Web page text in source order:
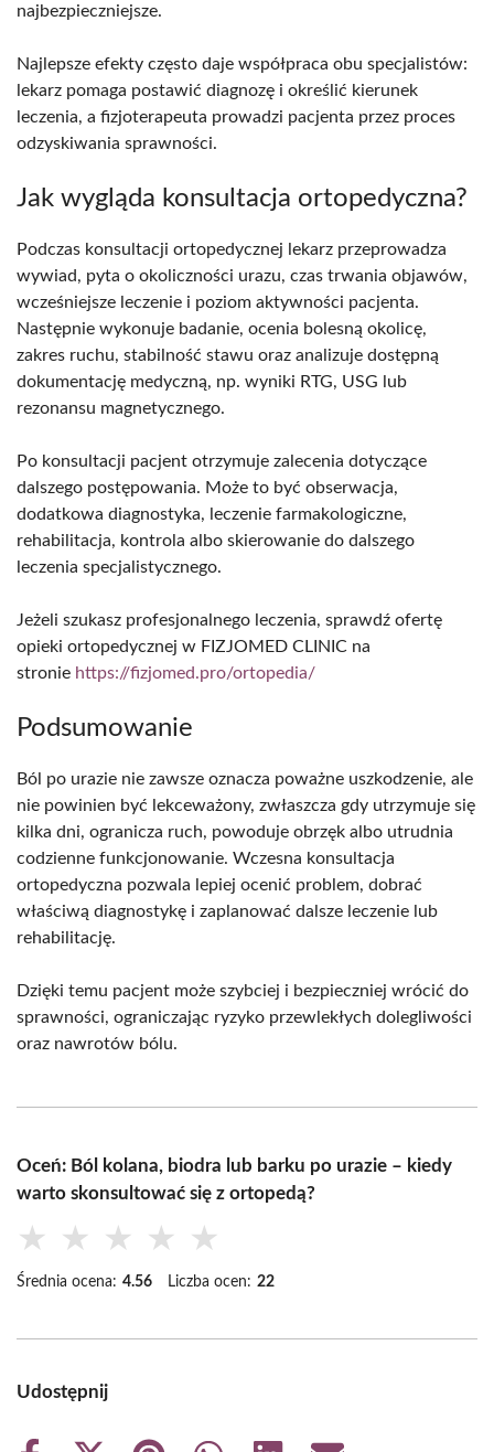
najbezpieczniejsze.
Najlepsze efekty często daje współpraca obu specjalistów:
lekarz pomaga postawić diagnozę i określić kierunek
leczenia, a fizjoterapeuta prowadzi pacjenta przez proces
odzyskiwania sprawności.
Jak wygląda konsultacja ortopedyczna?
Podczas konsultacji ortopedycznej lekarz przeprowadza
wywiad, pyta o okoliczności urazu, czas trwania objawów,
wcześniejsze leczenie i poziom aktywności pacjenta.
Następnie wykonuje badanie, ocenia bolesną okolicę,
zakres ruchu, stabilność stawu oraz analizuje dostępną
dokumentację medyczną, np. wyniki RTG, USG lub
rezonansu magnetycznego.
Po konsultacji pacjent otrzymuje zalecenia dotyczące
dalszego postępowania. Może to być obserwacja,
dodatkowa diagnostyka, leczenie farmakologiczne,
rehabilitacja, kontrola albo skierowanie do dalszego
leczenia specjalistycznego.
Jeżeli szukasz profesjonalnego leczenia, sprawdź ofertę
opieki ortopedycznej w FIZJOMED CLINIC na
stronie https://fizjomed.pro/ortopedia/
Podsumowanie
Ból po urazie nie zawsze oznacza poważne uszkodzenie, ale
nie powinien być lekceważony, zwłaszcza gdy utrzymuje się
kilka dni, ogranicza ruch, powoduje obrzęk albo utrudnia
codzienne funkcjonowanie. Wczesna konsultacja
ortopedyczna pozwala lepiej ocenić problem, dobrać
właściwą diagnostykę i zaplanować dalsze leczenie lub
rehabilitację.
Dzięki temu pacjent może szybciej i bezpieczniej wrócić do
sprawności, ograniczając ryzyko przewlekłych dolegliwości
oraz nawrotów bólu.
Oceń: Ból kolana, biodra lub barku po urazie – kiedy
warto skonsultować się z ortopedą?
★ ★ ★ ★ ★
Średnia ocena: 4.56 Liczba ocen: 22
Udostępnij